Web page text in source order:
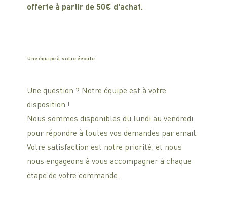
offerte à partir de 50€ d'achat.
Une équipe à votre écoute
Une question ? Notre équipe est à votre
disposition !
Nous sommes disponibles du lundi au vendredi
pour répondre à toutes vos demandes par email.
Votre satisfaction est notre priorité, et nous
nous engageons à vous accompagner à chaque
étape de votre commande.